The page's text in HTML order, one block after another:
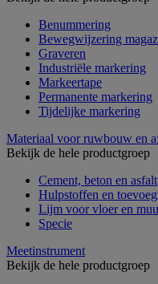
Benummering
Bewegwijzering
Graveren
Industriële markering
Markeertape
Permanente markering
Tijdelijke markering
Materiaal voor ruwbouw en
Bekijk de hele productgroep
Cement, beton en asfalt
Hulpstoffen en
Lijm voor vloer en
Specie
Meetinstrument
Bekijk de hele productgroep